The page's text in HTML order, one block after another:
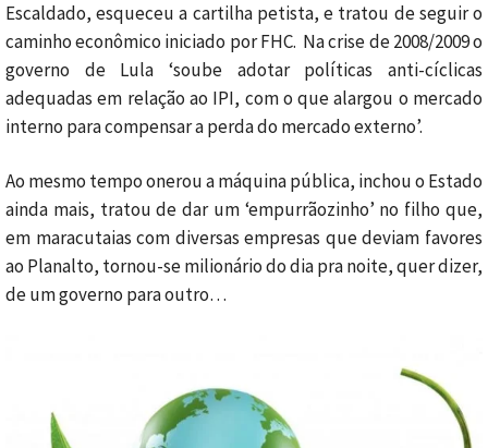
Escaldado, esqueceu a cartilha petista, e tratou de seguir o
caminho econômico iniciado por FHC. Na crise de 2008/2009 o
governo de Lula ‘soube adotar políticas anti-cíclicas
adequadas em relação ao IPI, com o que alargou o mercado
interno para compensar a perda do mercado externo’.
Ao mesmo tempo onerou a máquina pública, inchou o Estado
ainda mais, tratou de dar um ‘empurrãozinho’ no filho que,
em maracutaias com diversas empresas que deviam favores
ao Planalto, tornou-se milionário do dia pra noite, quer dizer,
de um governo para outro…